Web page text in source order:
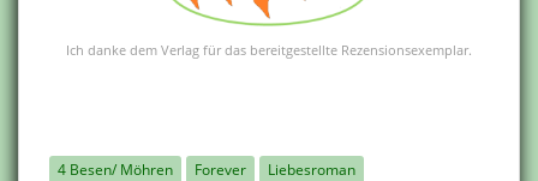
Ich danke dem Verlag für das bereitgestellte Rezensionsexemplar.
4 Besen/ Möhren Forever
Liebesroman